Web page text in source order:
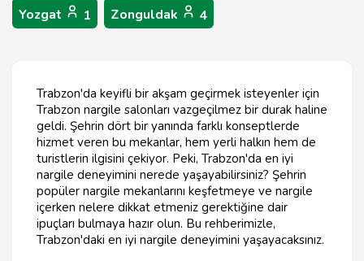
Yozgat 1 Zonguldak 4
Trabzon'da keyifli bir akşam geçirmek isteyenler için
Trabzon nargile salonları vazgeçilmez bir durak haline
geldi. Şehrin dört bir yanında farklı konseptlerde
hizmet veren bu mekanlar, hem yerli halkın hem de
turistlerin ilgisini çekiyor. Peki, Trabzon'da en iyi
nargile deneyimini nerede yaşayabilirsiniz? Şehrin
popüler nargile mekanlarını keşfetmeye ve nargile
içerken nelere dikkat etmeniz gerektiğine dair
ipuçları bulmaya hazır olun. Bu rehberimizle,
Trabzon'daki en iyi nargile deneyimini yaşayacaksınız.